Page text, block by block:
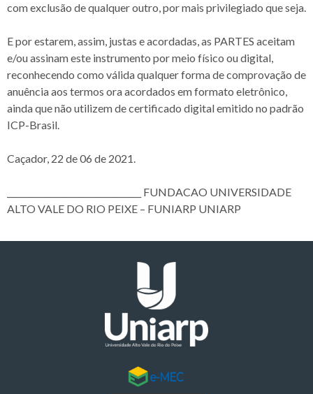
com exclusão de qualquer outro, por mais privilegiado que seja.
E por estarem, assim, justas e acordadas, as PARTES aceitam
e/ou assinam este instrumento por meio físico ou digital,
reconhecendo como válida qualquer forma de comprovação de
anuência aos termos ora acordados em formato eletrônico,
ainda que não utilizem de certificado digital emitido no padrão
ICP-Brasil.
Caçador, 22 de 06 de 2021.
________________________________ FUNDACAO UNIVERSIDADE
ALTO VALE DO RIO PEIXE – FUNIARP UNIARP